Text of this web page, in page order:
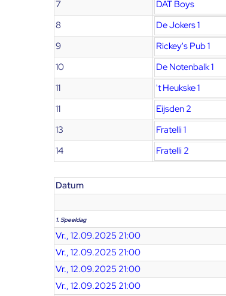
7
DAT Boys
8
De Jokers 1
9
Rickey's Pub 1
10
De Notenbalk 1
11
't Heukske 1
11
Eijsden 2
13
Fratelli 1
14
Fratelli 2
Datum
1. Speeldag
Vr., 12.09.2025 21:00
Vr., 12.09.2025 21:00
Vr., 12.09.2025 21:00
Vr., 12.09.2025 21:00